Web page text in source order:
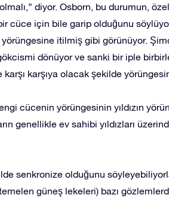
diyor. Osborn, bu durumun,
cüce için bile garip olduğunu
itilmiş gibi görünüyor.
dönüyor ve sanki bir iple
karşı karşıya olacak şekilde
cücenin yörüngesinin yıldızın
genellikle ev sahibi yıldızları
senkronize olduğunu
güneş lekeleri) bazı